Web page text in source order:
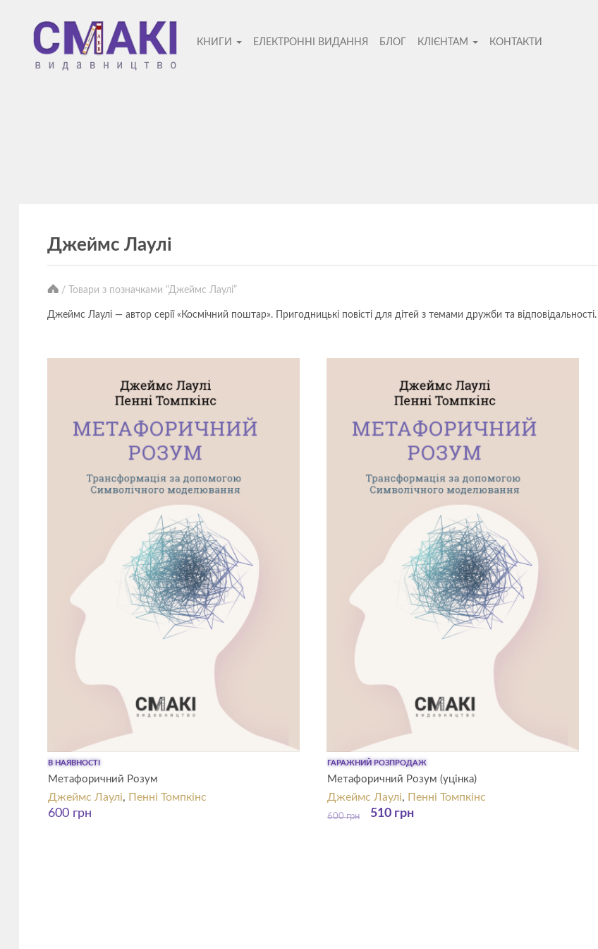
Смакі
—
КНИГИ ЕЛЕКТРОННІ ВИДАННЯ БЛОГ КЛІЄНТАМ КОНТАКТИ
Джеймс Лаулі
/ Товари з позначками “Джеймс Лаулі”
Книги
автора
Джеймс
Лаулі
видавництво
Джеймс Лаулі — автор серії «Космічний поштар». Пригодницькі повісті для дітей з темами дружби та відповідальності.
В НАЯВНОСТІ
Метафоричний Розум
Джеймс Лаулі, Пенні Томпкінс
600 грн
ГАРАЖНИЙ РОЗПРОДАЖ
Метафоричний Розум (уцінка)
Джеймс Лаулі, Пенні Томпкінс
600грн 510 грн